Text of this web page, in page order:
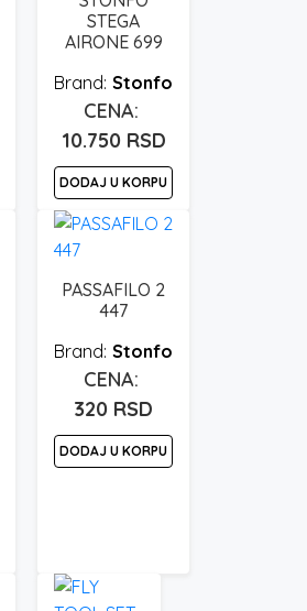
STEGA
AIRONE 699
Stonfo
10.750 RSD
DODAJ U KORPU
PASSAFILO 2
447
Stonfo
320 RSD
DODAJ U KORPU